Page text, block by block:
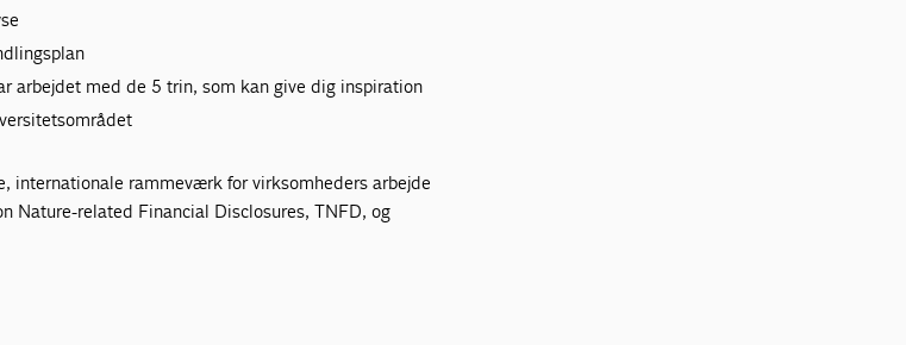
arbejdet med de 5 trin, som kan give dig inspiration
internationale rammeværk for virksomheders arbejde
Nature-related Financial Disclosures, TNFD, og